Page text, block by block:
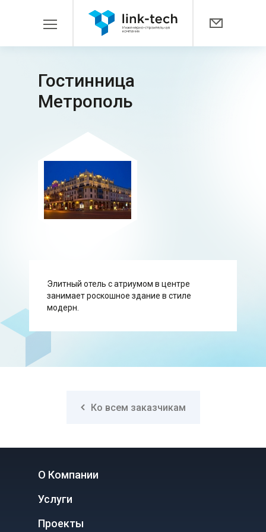
Гостинница
Метрополь
Элитный отель с атриумом в центре
занимает роскошное здание в стиле
модерн.
Ко всем заказчикам
О Компании
Услуги
Проекты